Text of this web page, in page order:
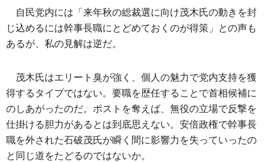
自民党内には「来年秋の総裁選に向け茂木氏の動きを封
じ込めるには幹事長職にとどめておくのが得策」との声も
あるが、私の見解は逆だ。
茂木氏はエリート臭が強く、個人の魅力で党内支持を獲
得するタイプではない。要職を歴任することで首相候補に
のしあがったのだ。ポストを奪えば、無役の立場で反撃を
仕掛ける胆力があるとは到底思えない。安倍政権で幹事長
職を外された石破茂氏が瞬く間に影響力を失っていったの
と同じ道をたどるのではないか。